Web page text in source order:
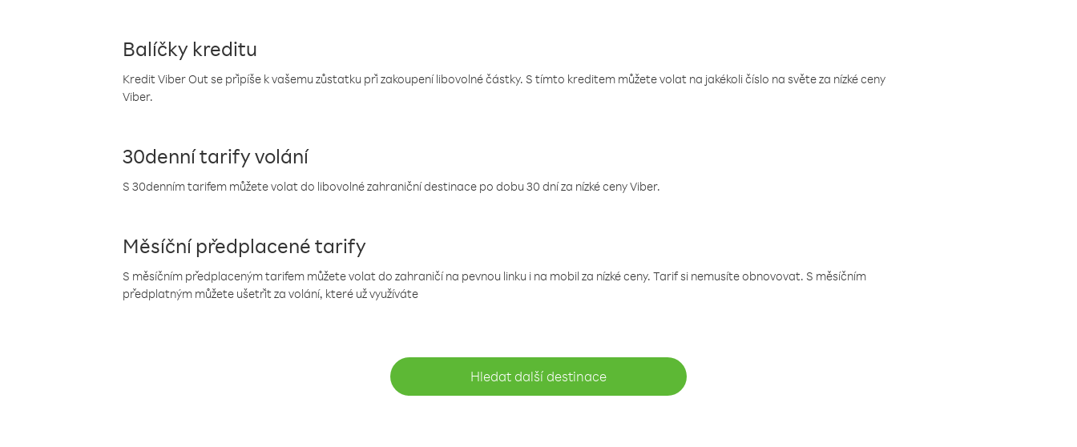
Balíčky kreditu
Kredit Viber Out se připíše k vašemu zůstatku při zakoupení libovolné částky. S tímto kreditem můžete volat na jakékoli číslo na světe za nízké ceny
Viber.
30denní tarify volání
S 30denním tarifem můžete volat do libovolné zahraniční destinace po dobu 30 dní za nízké ceny Viber.
Měsíční předplacené tarify
S měsíčním předplaceným tarifem můžete volat do zahraničí na pevnou linku i na mobil za nízké ceny. Tarif si nemusíte obnovovat. S měsíčním
předplatným můžete ušetřit za volání, které už využíváte
Hledat další destinace